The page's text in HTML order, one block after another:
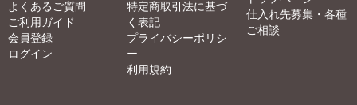
よくあるご質問
ご利用ガイド
会員登録
ログイン
特定商取引法に基づ
く表記
プライバシーポリシ
ー
利用規約
仕入れ先募集・各種
ご相談